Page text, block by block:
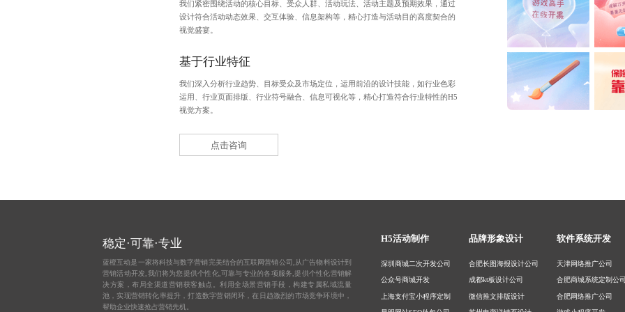
我们紧密围绕活动的核心目标、受众人群、活动玩法、活动主题及预期效果，通过
设计符合活动动态效果、交互体验、信息架构等，精心打造与活动目的高度契合的
视觉盛宴。
基于行业特征
我们深入分析行业趋势、目标受众及市场定位，运用前沿的设计技能，如行业色彩
运用、行业页面排版、行业符号融合、信息可视化等，精心打造符合行业特性的H5
视觉方案。
点击咨询
稳定·可靠·专业
蓝橙互动是一家将科技与数字营销完美结合的互联网营销公司,从广告物料设计到
营销活动开发,我们将为您提供个性化,可靠与专业的各项服务,提供个性化营销解
决方案，布局全渠道营销获客触点。利用全场景营销手段，构建专属私域流量
池，实现营销转化率提升，打造数字营销闭环，在日趋激烈的市场竞争环境中，
帮助企业快速抢占营销先机。
H5活动制作
深圳商城二次开发公司
公众号商城开发
上海支付宝小程序定制
品牌形象设计
合肥长图海报设计公司
成都kt板设计公司
微信推文排版设计
软件系统开发
天津网络推广公司
合肥商城系统定制公
合肥网络推广公司